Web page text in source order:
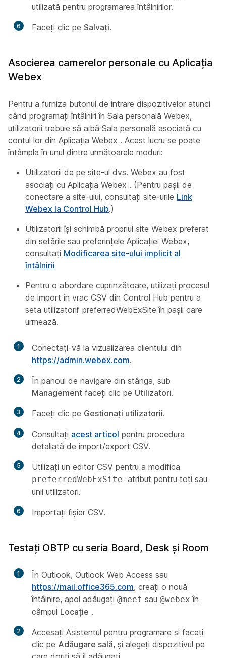
utilizată pentru programarea întâlnirilor.
6 Faceți clic pe Salvați.
Asocierea camerelor personale cu Aplicația
Webex
Pentru a furniza butonul de intrare dispozitivelor atunci
când programați întâlniri în Sala personală Webex,
utilizatorii trebuie să aibă Sala personală asociată cu
contul lor din Aplicația Webex . Acest lucru se poate
întâmpla în unul dintre următoarele moduri:
Utilizatorii de pe site-ul dvs. Webex au fost
asociați cu Aplicația Webex . (Pentru pașii de
conectare a site-ului, consultați site-urile Link
Webex la Control Hub.)
Utilizatorii își schimbă propriul site Webex preferat
din setările sau preferințele Aplicației Webex,
consultați Modificarea site-ului implicit al
întâlnirii
Pentru o abordare cuprinzătoare, utilizați procesul
de import în vrac CSV din Control Hub pentru a
seta utilizatorii’ preferredWebExSite în pașii care
urmează.
1
Conectați-vă la vizualizarea clientului din
https://admin.webex.com.
2
În panoul de navigare din stânga, sub
Management faceți clic pe Utilizatori.
3 Faceți clic pe Gestionați utilizatorii.
4 Consultați acest articol pentru procedura
detaliată de import/export CSV.
5 Utilizați un editor CSV pentru a modifica
preferredWebExSite atribut pentru toți sau
unii utilizatori.
6 Importați fișier CSV.
Testați OBTP cu seria Board, Desk și Room
1
În Outlook, Outlook Web Access sau
https://mail.office365.com, creați o nouă
întâlnire, apoi adăugați @meet sau @webex în
câmpul Locație .
2
Accesați Asistentul pentru programare și faceți
clic pe Adăugare sală, și alegeți dispozitivul pe